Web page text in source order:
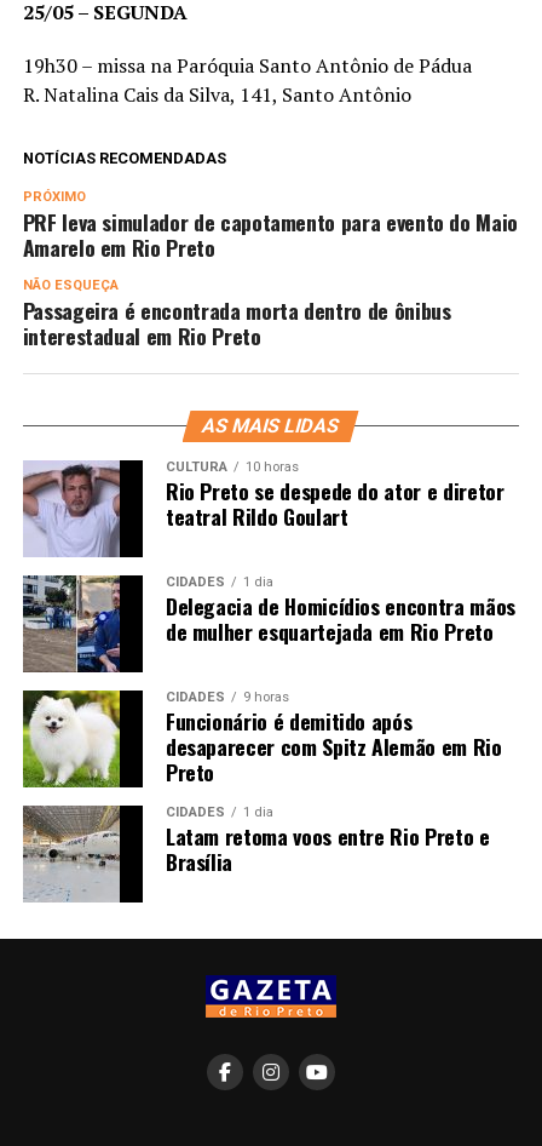
25/05 – SEGUNDA
19h30 – missa na Paróquia Santo Antônio de Pádua
R. Natalina Cais da Silva, 141, Santo Antônio
NOTÍCIAS RECOMENDADAS
PRÓXIMO
PRF leva simulador de capotamento para evento do Maio
Amarelo em Rio Preto
NÃO ESQUEÇA
Passageira é encontrada morta dentro de ônibus
interestadual em Rio Preto
AS MAIS LIDAS
CULTURA 10 horas
Rio Preto se despede do ator e diretor
teatral Rildo Goulart
CIDADES 1 dia
Delegacia de Homicídios encontra mãos
de mulher esquartejada em Rio Preto
CIDADES 9 horas
Funcionário é demitido após
desaparecer com Spitz Alemão em Rio
Preto
CIDADES 1 dia
Latam retoma voos entre Rio Preto e
Brasília